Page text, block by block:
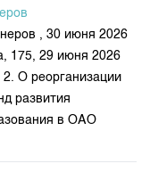
, 30 июня 2026
175, 29 июня 2026
2. О реорганизации
развития
в ОАО